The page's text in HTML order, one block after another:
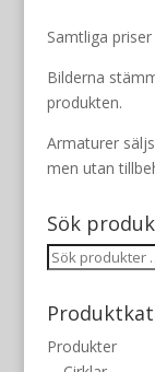
Samtliga
Bilderna
produkten.
Armaturer
men utan
Sök
Sök
Produkter